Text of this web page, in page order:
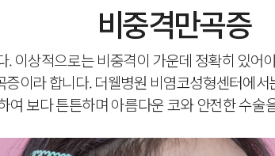
비중격만곡증
이상적으로는 비중격이 가운데 정확히 있
이라 합니다. 더웰병원 비염코성형센터에
여 보다튼튼하며 아름다운 코와 안전한 수술